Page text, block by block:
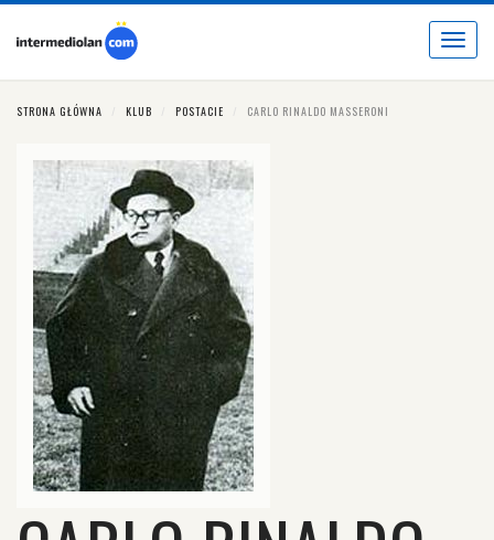
Toggle
STRONA GŁÓWNA KLUB POSTACIE CARLO RINALDO MASSERONI